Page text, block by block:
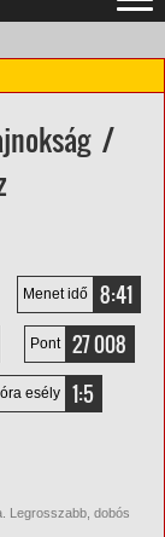
/
Menet idő 8:41
Pont 27 008
esély 1:5
Legrosszabb, dobós